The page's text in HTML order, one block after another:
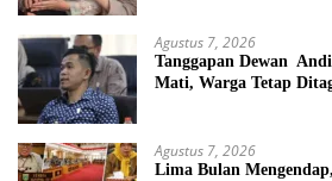
Agustus 7, 2026
Tanggapan Dewan
Mati, Warga Tetap
Agustus 7, 2026
Lima Bulan